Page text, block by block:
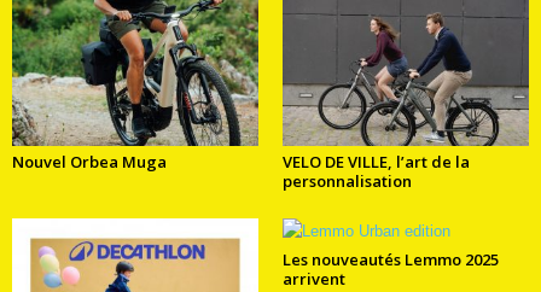
Nouvel Orbea Muga
VELO DE VILLE, l’art de la
personnalisation
Les nouveautés Lemmo 2025
arrivent